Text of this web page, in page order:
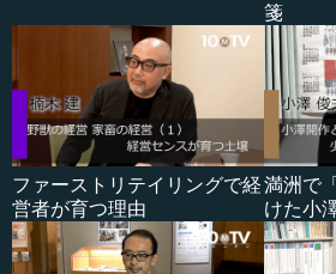
箋
ファーストリテイリングで経
営者が育つ理由
満洲で
けた小